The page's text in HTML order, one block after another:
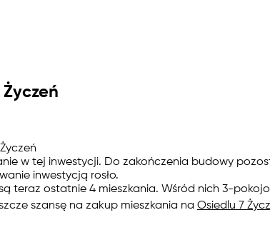
w tej inwestycji. Do zakończenia budowy
inwestycją rosło.
teraz ostatnie 4 mieszkania. Wśród nich 3-
szansę na zakup mieszkania na Osiedlu 7